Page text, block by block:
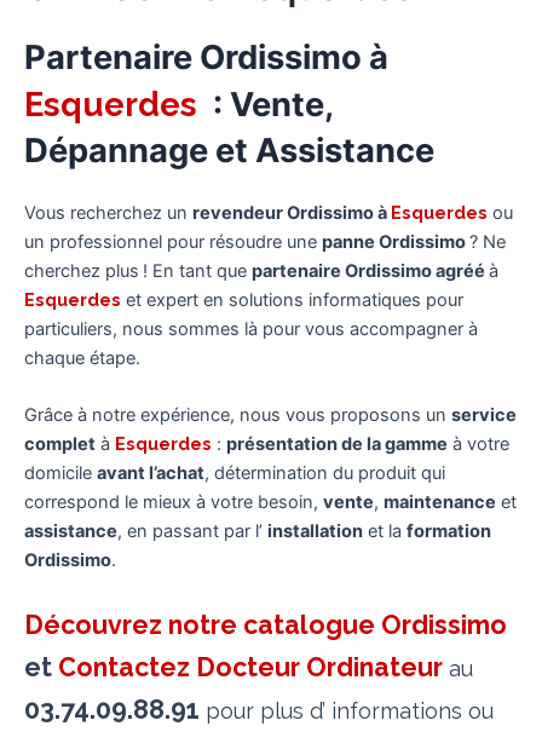
Partenaire Ordissimo à
Esquerdes : Vente,
Dépannage et Assistance
Vous recherchez un revendeur Ordissimo à Esquerdes ou
un professionnel pour résoudre une panne Ordissimo? Ne
cherchez plus ! En tant que partenaire Ordissimo agréé à
Esquerdes et expert en solutions informatiques pour
particuliers, nous sommes là pour vous accompagner à
chaque étape.
Grâce à notre expérience, nous vous proposons un service
complet à Esquerdes : présentation de la gamme à votre
domicile avant l’achat, détermination du produit qui
correspond le mieux à votre besoin, vente, maintenance et
assistance, en passant par l’ installation et la formation
Ordissimo.
Découvrez notre catalogue Ordissimo
et Contactez Docteur Ordinateur au
03.74.09.88.91 pour plus d’ informations ou